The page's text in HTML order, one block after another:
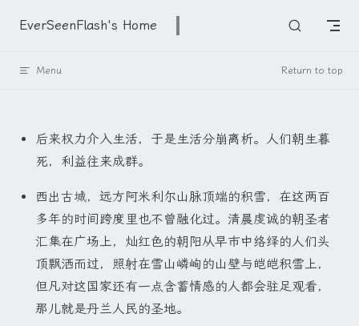
Skip to content
EverSeenFlash's Home
Menu Return to top
后来权力介入生活，于是生活分崩离析。人们朝生暮
死，利益往来成群。
西出古城，远方阿米利尔山脉顶端的积雪，在这两百
多年的时间跨度里也不曾融化过。清晨虔诚的朝圣者
汇集在广场上，灿红色的朝阳从早市中络绎的人们头
顶飘洒而过，照射在雪山嶙峋的山壁与皑皑积雪上，
但凡对这国家还有一点含蓄情感的人都会驻足观看，
那儿就是丹兰人民的圣地。